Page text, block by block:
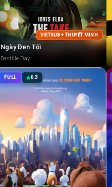
VIETSUB + THUYẾT MINH
Ngày Đen Tối
Bastille Day
FULL 6.3